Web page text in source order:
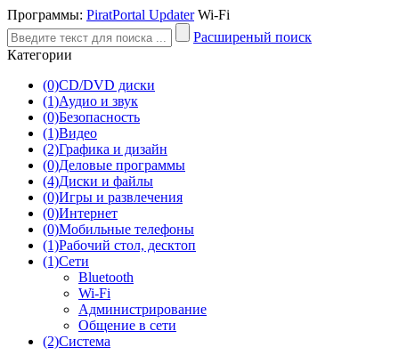
Программы: PiratPortal Updater Wi-Fi
Расширеный поиск
Категории
(0)CD/DVD диски
(1)Аудио и звук
(0)Безопасность
(1)Видео
(2)Графика и дизайн
(0)Деловые программы
(4)Диски и файлы
(0)Игры и развлечения
(0)Интернет
(0)Мобильные телефоны
(1)Рабочий стол, десктоп
(1)Сети
Bluetooth
Wi-Fi
Администрирование
Общение в сети
(2)Система